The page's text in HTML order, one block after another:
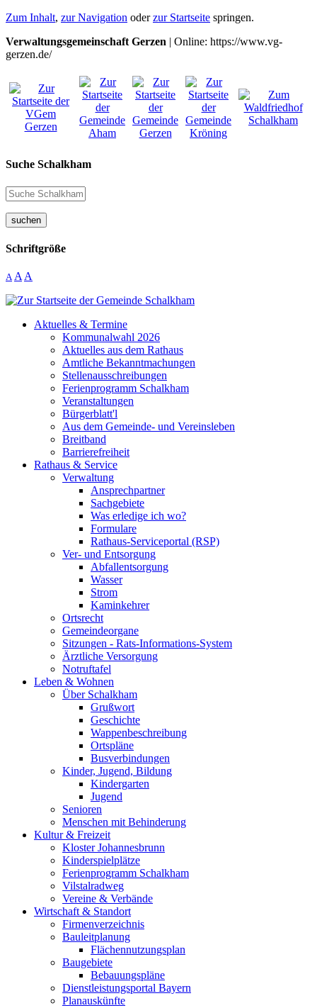
Zum Inhalt, zur Navigation oderzur Startseite springen.
Verwaltungsgemeinschaft Gerzen | Online: https://www.vg-
gerzen.de/
Suche Schalkham
suchen
Schriftgröße
A A A
Aktuelles & Termine
Kommunalwahl 2026
Aktuelles aus dem Rathaus
Amtliche Bekanntmachungen
Stellenausschreibungen
Ferienprogramm Schalkham
Veranstaltungen
Bürgerblatt'l
Aus dem Gemeinde- und Vereinsleben
Breitband
Barrierefreiheit
Rathaus & Service
Verwaltung
Ansprechpartner
Sachgebiete
Was erledige ich wo?
Formulare
Rathaus-Serviceportal (RSP)
Ver- und Entsorgung
Abfallentsorgung
Wasser
Strom
Kaminkehrer
Ortsrecht
Gemeindeorgane
Sitzungen - Rats-Informations-System
Ärztliche Versorgung
Notruftafel
Leben & Wohnen
Über Schalkham
Grußwort
Geschichte
Wappenbeschreibung
Ortspläne
Busverbindungen
Kinder, Jugend, Bildung
Kindergarten
Jugend
Senioren
Menschen mit Behinderung
Kultur & Freizeit
Kloster Johannesbrunn
Kinderspielplätze
Ferienprogramm Schalkham
Vilstalradweg
Vereine & Verbände
Wirtschaft & Standort
Firmenverzeichnis
Bauleitplanung
Flächennutzungsplan
Baugebiete
Bebauungspläne
Dienstleistungsportal Bayern
Planauskünfte